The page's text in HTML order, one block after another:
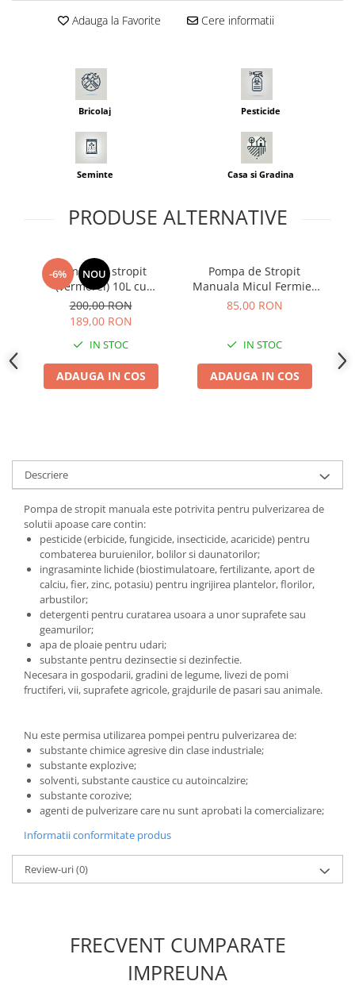
Seminte telina
Seminte zucchini
Seminte Legume Profesionale
Seminte pentru germinare
Seminte trifoi
Diverse
Erbicid
Tratamente repaus vegetativ
Ingrasaminte plante
Ingrasaminte plante - FLORI
Ingrasaminte plante - FLORI - GEL
Casa, Gradina
Accesorii agricole
Accesorii gard electric
Accesorii irigat
Araci/ Suporti plante
Candele / Rezerve / Lumanari
Carabine/ carlige
Diverse casa si gradina
Echipament protectie gradina
Fir/Ata de legat
Foarfeci
Furtun / banda / tub
Motofierastrau / Drujba
Pila motofierastrau / drujba
Plase plante
Pompa de apa curata/murdara
Adauga la Favorite Cere informatii
Bricolaj Pesticide
Seminte Casa si Gradina
PRODUSE ALTERNATIVE
-6% NOU
Pompa de stropit
(vermorel) 10L cu
acumulator
200,00 RON
189,00 RON
IN STOC
ADAUGA IN COS
Pompa de Stropit
Manuala Micul Fermier
10L, Vermorel pentru
85,00 RON
IN STOC
ADAUGA IN COS
Descriere
Pompa de stropit manuala este potrivita pentru pulverizarea de
solutii apoase care contin:
pesticide (erbicide, fungicide, insecticide, acaricide) pentru
combaterea buruienilor, bolilor si daunatorilor;
ingrasaminte lichide (biostimulatoare, fertilizante, aport de
calciu, fier, zinc, potasiu) pentru ingrijirea plantelor, florilor,
arbustilor;
detergenti pentru curatarea usoara a unor suprafete sau
geamurilor;
apa de ploaie pentru udari;
substante pentru dezinsectie si dezinfectie.
Necesara in gospodarii, gradini de legume, livezi de pomi
fructiferi, vii, suprafete agricole, grajdurile de pasari sau animale.
Nu este permisa utilizarea pompei pentru pulverizarea de:
substante chimice agresive din clase industriale;
substante explozive;
solventi, substante caustice cu autoincalzire;
substante corozive;
agenti de pulverizare care nu sunt aprobati la comercializare;
Informatii conformitate produs
Review-uri(0)
FRECVENT CUMPARATE
IMPREUNA